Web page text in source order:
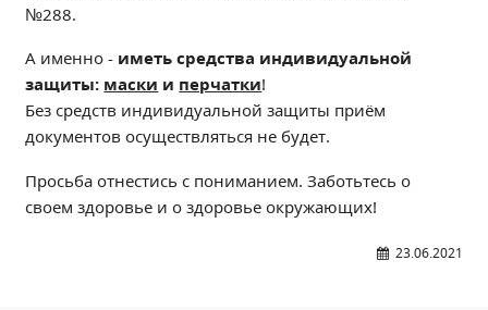
Информация
Обращения онлайн
Контакты
Региональный центр по профилактике ДДТТ
Учебно-производственный комплекс
№288.
А именно - иметь средства индивидуальной
защиты: маски и перчатки!
Без средств индивидуальной защиты приём
документов осуществляться не будет.
Просьба отнестись с пониманием. Заботьтесь о
своем здоровье и о здоровье окружающих!
23.06.2021